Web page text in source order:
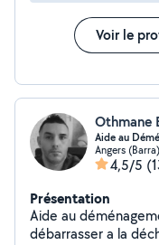
Voir le
Othmane
Aide au
Angers (Barra)
4,5/5
Présentation
Aide au
débarrasser a la